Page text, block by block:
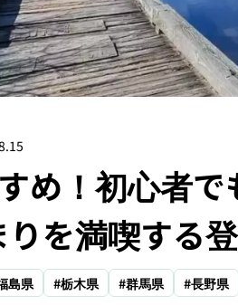
め！初心者
りを満喫する
島県 #栃木県 #群馬県 #長野県